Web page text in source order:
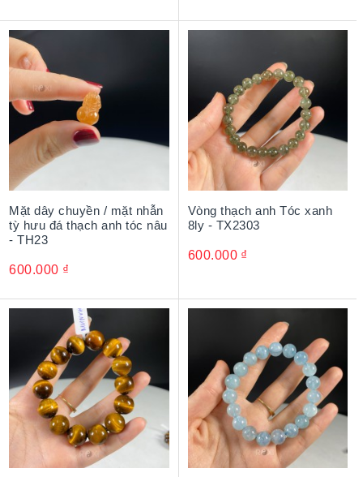
Mặt dây chuyền / mặt nhẫn
tỳ hưu đá thạch anh tóc nâu
- TH23
600.000 ₫
Vòng thạch anh Tóc xanh
8ly - TX2303
600.000 ₫